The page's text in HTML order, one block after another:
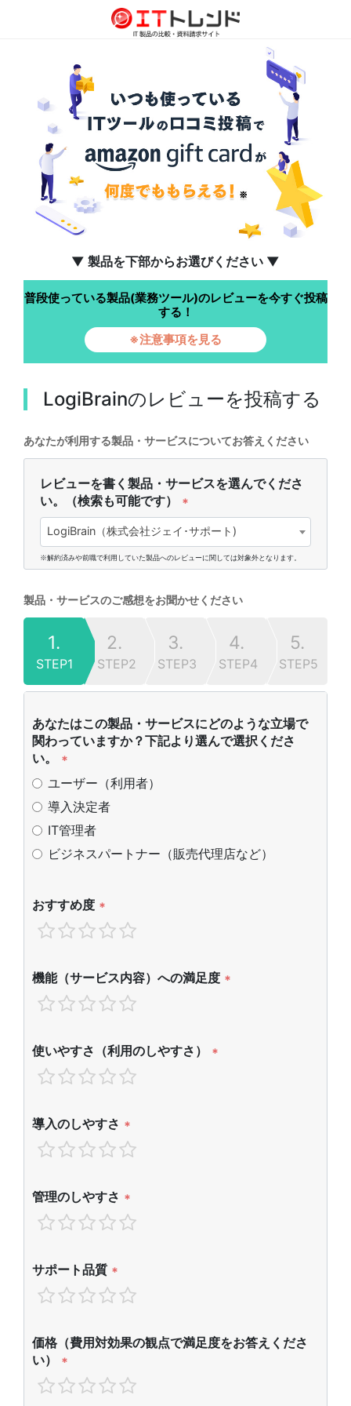
▼ 製品を下部からお選びください ▼
普段使っている製品(業務ツール)のレビューを今すぐ投稿
する！
※注意事項を見る
LogiBrainのレビューを投稿する
あなたが利用する製品・サービスについてお答えください
レビューを書く製品・サービスを選んでくださ
い。（検索も可能です）
*
LogiBrain（株式会社ジェイ･サポート)
※解約済みや前職で利用していた製品へのレビューに関しては対象外となります。
製品・サービスのご感想をお聞かせください
1.
STEP1
2.
STEP2
3.
STEP3
4.
STEP4
5.
STEP5
あなたはこの製品・サービスにどのような立場で
関わっていますか？下記より選んで選択くださ
い。
*
ユーザー（利用者）
導入決定者
IT管理者
ビジネスパートナー（販売代理店など）
おすすめ度 *
機能（サービス内容）への満足度 *
使いやすさ（利用のしやすさ） *
導入のしやすさ *
管理のしやすさ *
サポート品質 *
価格（費用対効果の観点で満足度をお答えくださ
い）
*